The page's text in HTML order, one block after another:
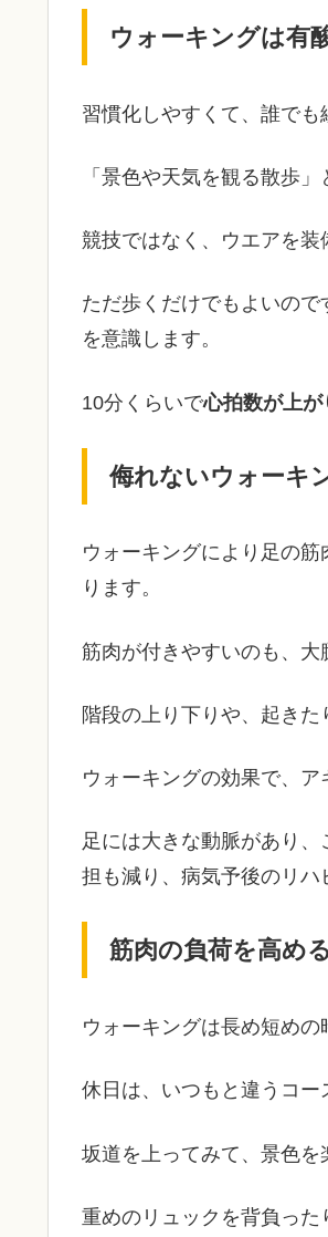
ウォーキングは有
習慣化しやすくて、誰でも
「景色や天気を観る散歩」
競技ではなく、ウエアを装
ただ歩くだけでもよいの
を意識します。
10分くらいで心拍数が上
侮れないウォーキ
ウォーキングにより足の
ります。
筋肉が付きやすいのも、大
階段の上り下りや、起きた
ウォーキングの効果で、ア
足には大きな動脈があり
担も減り、病気予後のリハ
筋肉の負荷を高める
ウォーキングは長め短めの
休日は、いつもと違うコー
坂道を上ってみて、景色を
重めのリュックを背負っ